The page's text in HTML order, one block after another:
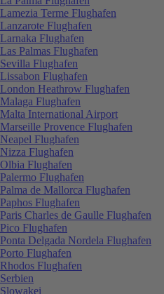
Lamezia Terme Flughafen
Lanzarote Flughafen
Larnaka Flughafen
Las Palmas Flughafen
Sevilla Flughafen
Lissabon Flughafen
London Heathrow Flughafen
Malaga Flughafen
Malta International Airport
Marseille Provence Flughafen
Neapel Flughafen
Nizza Flughafen
Olbia Flughafen
Palermo Flughafen
Palma de Mallorca Flughafen
Paphos Flughafen
Paris Charles de Gaulle Flughafen
Pico Flughafen
Ponta Delgada Nordela Flughafen
Porto Flughafen
Rhodos Flughafen
Serbien
Slowakei